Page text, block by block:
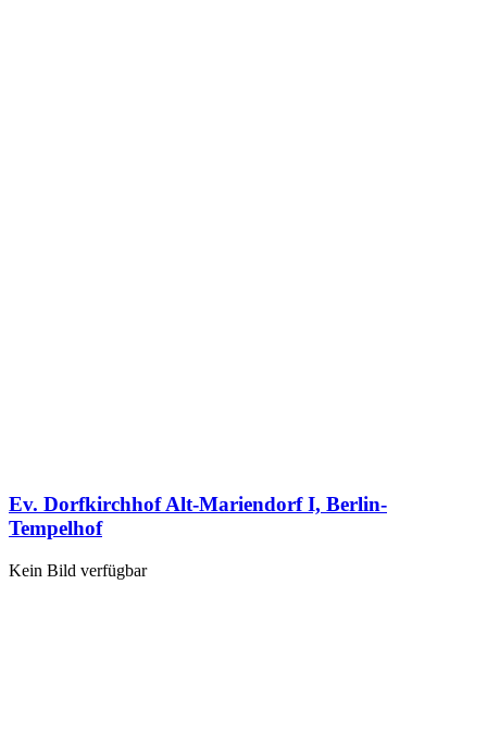
Ev. Dorfkirchhof Alt-Mariendorf I, Berlin-
Tempelhof
Kein Bild verfügbar